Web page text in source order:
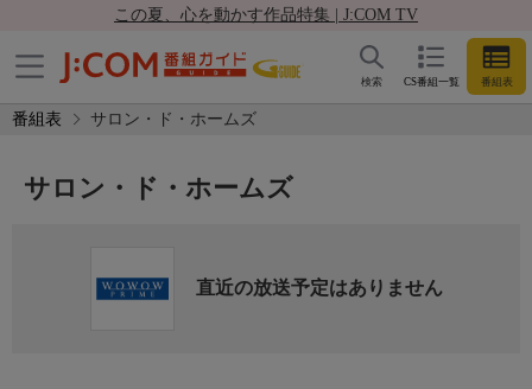
この夏、心を動かす作品特集 | J:COM TV
CS番組一覧 番組表
検索
番組表 サロン・ド・ホームズ
サロン・ド・ホームズ
直近の放送予定はありません